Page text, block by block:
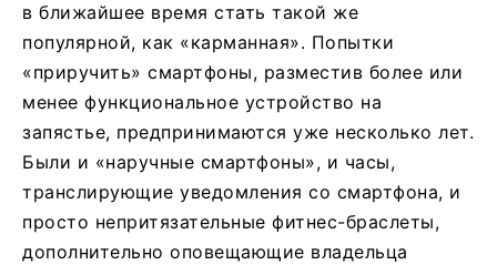
в ближайшее время стать такой же
популярной, как «карманная». Попытки
«приручить» смартфоны, разместив более или
менее функциональное устройство на
запястье, предпринимаются уже несколько лет.
Были и «наручные смартфоны», и часы,
транслирующие уведомления со смартфона, и
просто непритязательные фитнес-браслеты,
дополнительно оповещающие владельца